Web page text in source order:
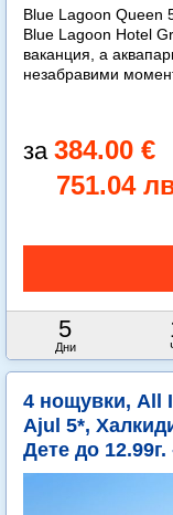
Blue Lagoon Queen
Blue Lagoon Hotel
ваканция, а
незабравими
384.00 €
751.04
5
Дни
4 нощувки, All
Ajul 5*,
Дете до